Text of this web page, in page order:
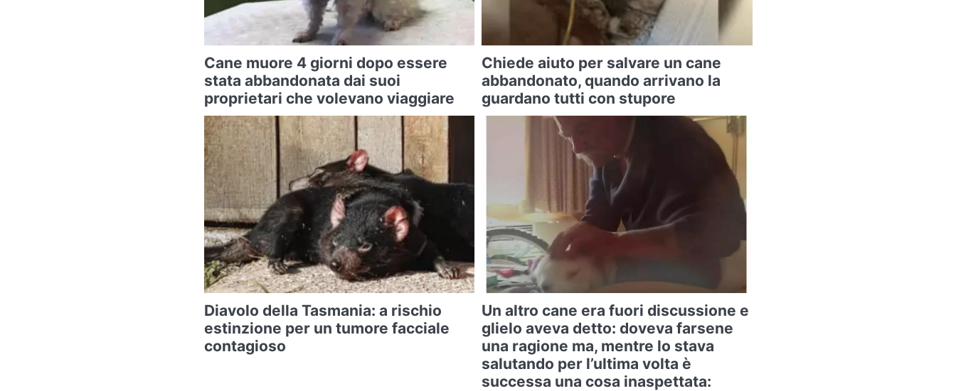
Cane muore 4 giorni dopo essere
stata abbandonata dai suoi
proprietari che volevano viaggiare
Chiede aiuto per salvare un cane
abbandonato, quando arrivano la
guardano tutti con stupore
Diavolo della Tasmania: a rischio
estinzione per un tumore facciale
contagioso
Un altro cane era fuori discussione e
glielo aveva detto: doveva farsene
una ragione ma, mentre lo stava
salutando per l’ultima volta è
successa una cosa inaspettata: